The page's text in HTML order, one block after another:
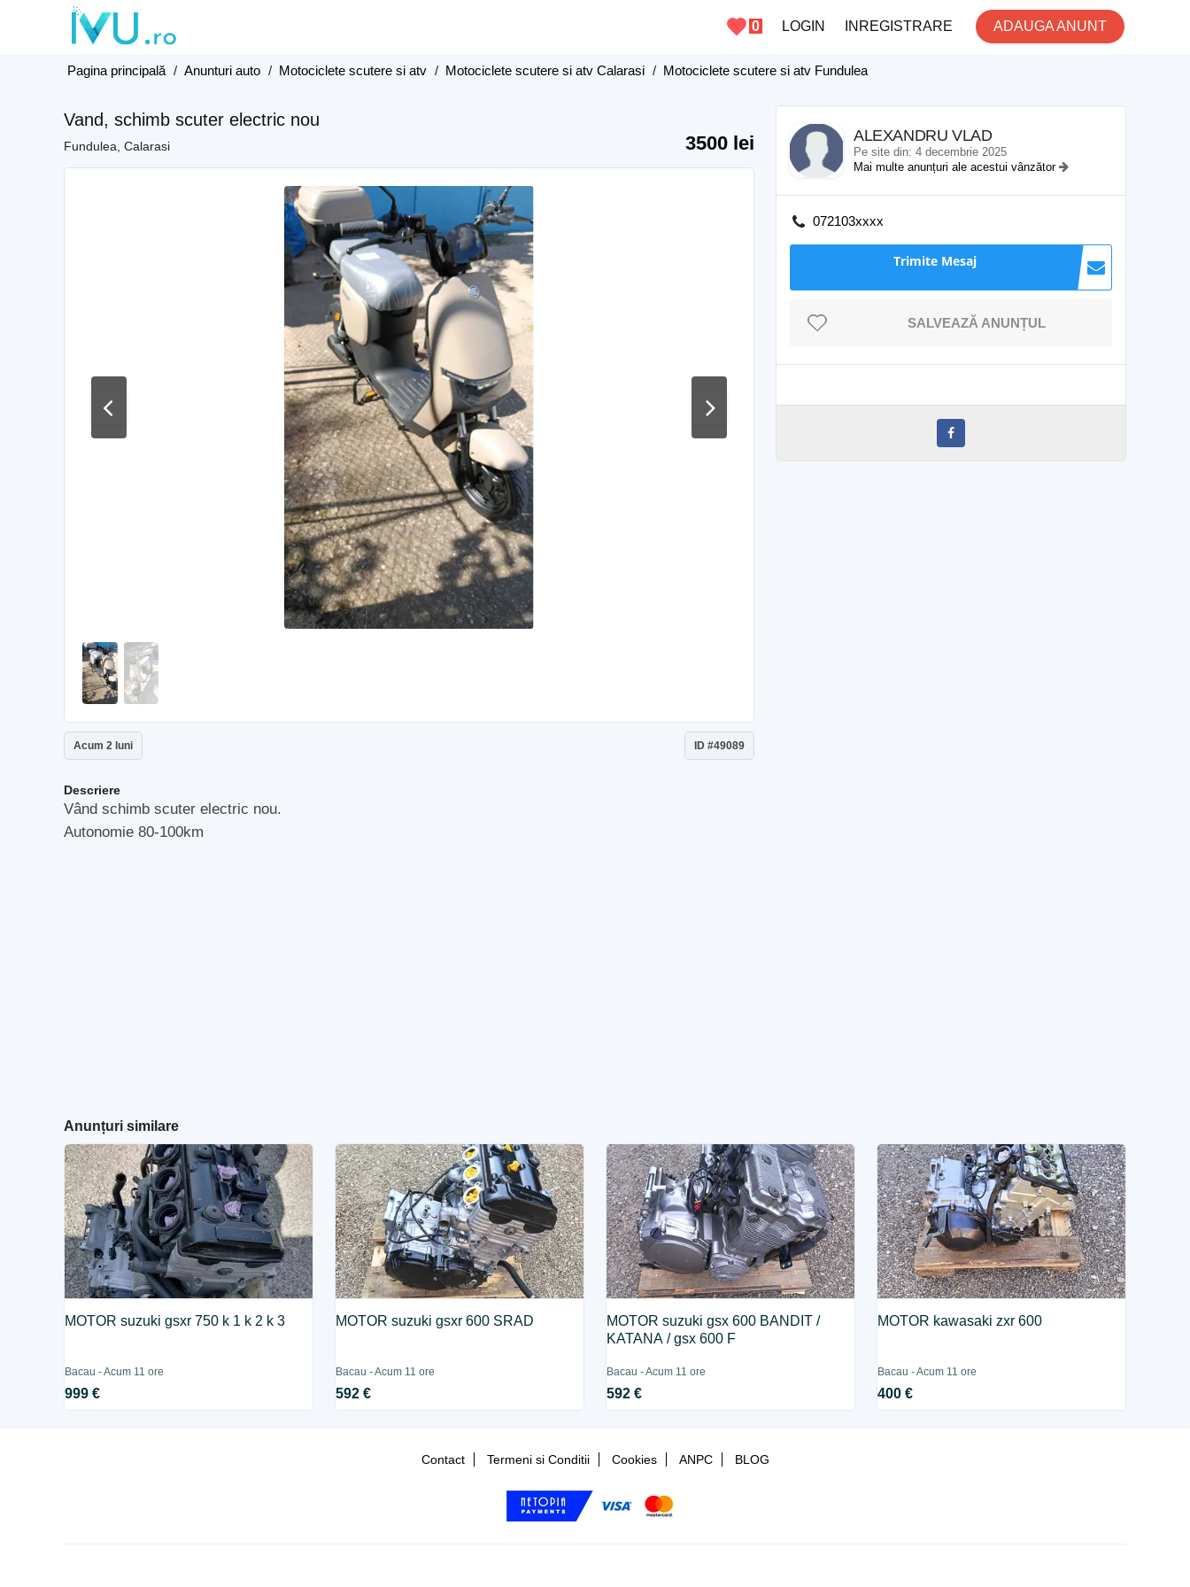
ADAUGA ANUNT
INREGISTRARE
LOGIN
0
Pagina principală / Anunturi auto / Motociclete scutere si atv / Motociclete scutere si atv Calarasi / Motociclete scutere si atv Fundulea
Vand, schimb scuter electric nou
Fundulea, Calarasi 3500 lei
Acum 2 luni ID #49089
Descriere
Vând schimb scuter electric nou.
Autonomie 80-100km
ALEXANDRU VLAD
Pe site din: 4 decembrie 2025
Mai multe anunțuri ale acestui vânzător
072103xxxx
Trimite Mesaj
SALVEAZĂ ANUNȚUL
Anunțuri similare
MOTOR suzuki gsxr 750 k 1 k 2 k 3
Bacau - Acum 11 ore
999 €
MOTOR suzuki gsxr 600 SRAD
Bacau - Acum 11 ore
592 €
MOTOR suzuki gsx 600 BANDIT /
KATANA / gsx 600 F
Bacau - Acum 11 ore
592 €
MOTOR kawasaki zxr 600
Bacau - Acum 11 ore
400 €
Contact Termeni si Conditii Cookies ANPC BLOG